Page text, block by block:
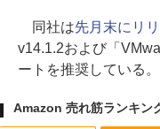
同社は先月末にリ
v14.1.2および「
ートを推奨している。
Amazon 売れ筋ランキン